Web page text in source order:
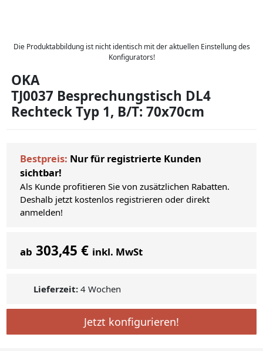
Die Produktabbildung ist nicht identisch mit der aktuellen Einstellung des
Konfigurators!
OKA
TJ0037 Besprechungstisch DL4
Rechteck Typ 1, B/T: 70x70cm
Bestpreis: Nur für registrierte Kunden
sichtbar!
Als Kunde profitieren Sie von zusätzlichen Rabatten.
Deshalb jetzt kostenlos registrieren oder direkt
anmelden!
ab 303,45 € inkl. MwSt
Lieferzeit: 4 Wochen
Jetzt konfigurieren!